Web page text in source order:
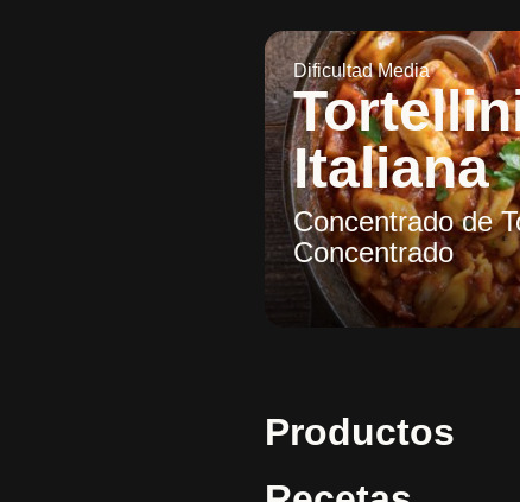
Dificultad Media
Italiana
Concentrado de
Concentrado
Productos